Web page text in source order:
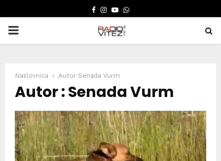
FACEBOOK
INSTAGRAM
YOUTUBE
WHATSAPP
PRIMARY
Naslovnica Autor Senada Vurm
Autor :Senada Vurm